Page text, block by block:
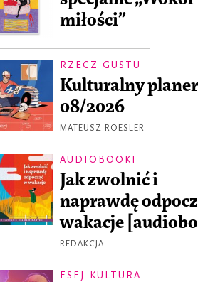
miłości”
RZECZ GUSTU
Kulturalny planer
08/2026
MATEUSZ ROESLER
AUDIOBOOKI
Jak zwolnić i
naprawdę
wakacje
REDAKCJA
ESEJ KULTURA